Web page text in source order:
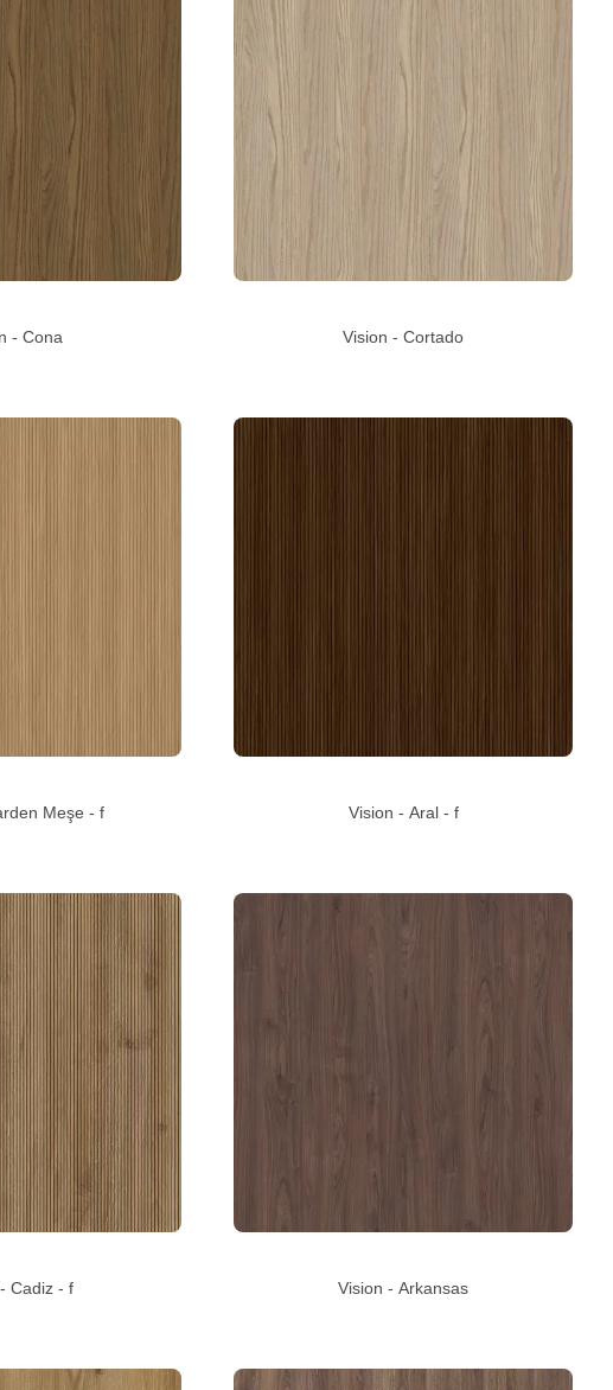
- Cona Vision - Cortado
Meşe - f Vision - Aral - f
Cadiz - f Vision - Arkansas